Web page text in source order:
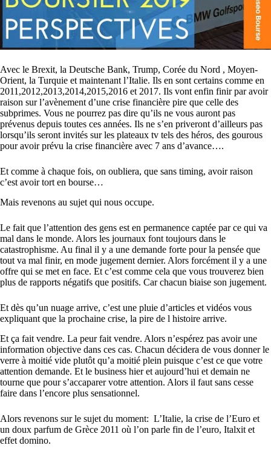
Avec le Brexit, la Deutsche Bank, Trump, Corée du Nord , Moyen-
Orient, la Turquie et maintenant l’Italie. Ils en sont certains comme en
2011,2012,2013,2014,2015,2016 et 2017. Ils vont enfin finir par avoir
raison sur l’avènement d’une crise financière pire que celle des
subprimes. Vous ne pourrez pas dire qu’ils ne vous auront pas
prévenus depuis toutes ces années. Ils ne s’en priveront d’ailleurs pas
lorsqu’ils seront invités sur les plateaux tv tels des héros, des gourous
pour avoir prévu la crise financière avec 7 ans d’avance….
Et comme à chaque fois, on oubliera, que sans timing, avoir raison
c’est avoir tort en bourse…
Mais revenons au sujet qui nous occupe.
Le fait que l’attention des gens est en permanence captée par ce qui va
mal dans le monde. Alors les journaux font toujours dans le
catastrophisme. Au final il y a une demande forte pour la pensée que
tout va mal finir, en mode jugement dernier. Alors forcément il y a une
offre qui se met en face. Et c’est comme cela que vous trouverez bien
plus de rapports négatifs que positifs. Car chacun biaise son jugement.
Et dès qu’un nuage arrive, c’est une pluie d’articles et vidéos vous
expliquant que la prochaine crise, la pire de l histoire arrive.
Et ça fait vendre. La peur fait vendre. Alors n’espérez pas avoir une
information objective dans ces cas. Chacun décidera de vous donner le
verre à moitié vide plutôt qu’a moitié plein puisque c’est ce que votre
attention demande. Et le business hier et aujourd’hui et demain ne
tourne que pour s’accaparer votre attention. Alors il faut sans cesse
faire dans l’encore plus sensationnel.
Alors revenons sur le sujet du moment: L’Italie, la crise de l’Euro et
un doux parfum de Grèce 2011 où l’on parle fin de l’euro, Italxit et
effet domino.